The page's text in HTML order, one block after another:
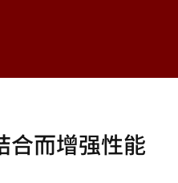
合而增强性能